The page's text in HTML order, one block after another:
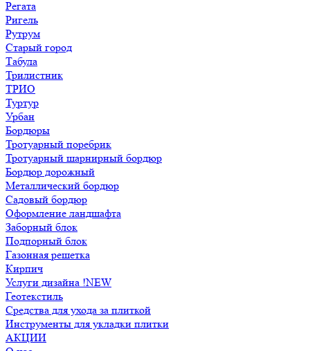
Регата
Ригель
Рутрум
Старый город
Табула
Трилистник
ТРИО
Туртур
Урбан
Бордюры
Тротуарный поребрик
Тротуарный шарнирный бордюр
Бордюр дорожный
Металлический бордюр
Садовый бордюр
Оформление ландшафта
Заборный блок
Подпорный блок
Газонная решетка
Кирпич
Услуги дизайна !NEW
Геотекстиль
Средства для ухода за плиткой
Инструменты для укладки плитки
АКЦИИ